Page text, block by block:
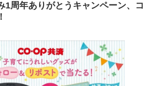
1周年ありがとうキャンペーン、コ